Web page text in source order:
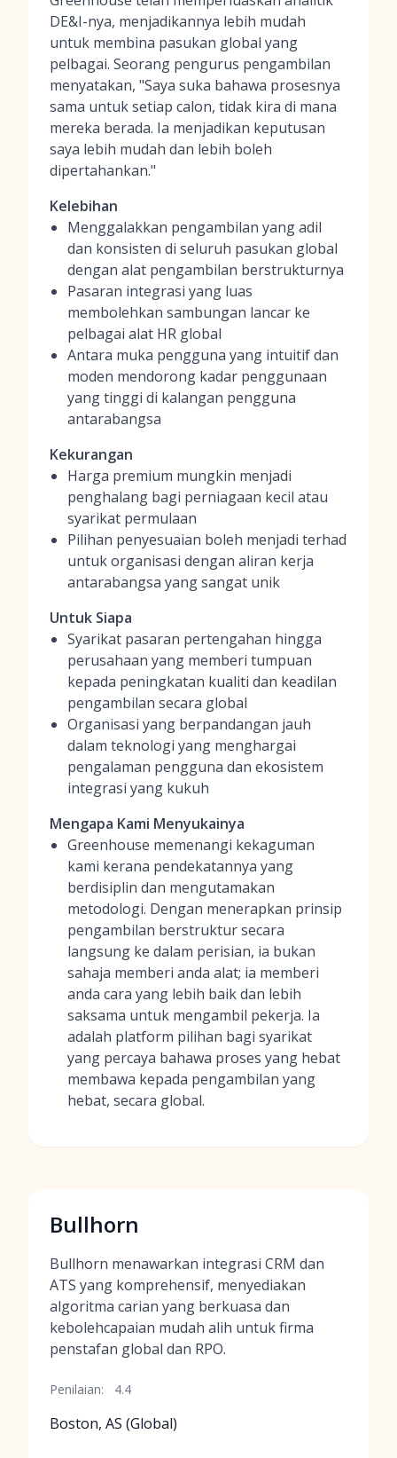
DE&I-nya, menjadikannya lebih mudah
untuk membina pasukan global yang
pelbagai. Seorang pengurus pengambilan
menyatakan, "Saya suka bahawa prosesnya
sama untuk setiap calon, tidak kira di mana
mereka berada. Ia menjadikan keputusan
saya lebih mudah dan lebih boleh
dipertahankan."
Kelebihan
Menggalakkan pengambilan yang adil
dan konsisten di seluruh pasukan global
dengan alat pengambilan berstrukturnya
Pasaran integrasi yang luas
membolehkan sambungan lancar ke
pelbagai alat HR global
Antara muka pengguna yang intuitif dan
moden mendorong kadar penggunaan
yang tinggi di kalangan pengguna
antarabangsa
Kekurangan
Harga premium mungkin menjadi
penghalang bagi perniagaan kecil atau
syarikat permulaan
Pilihan penyesuaian boleh menjadi terhad
untuk organisasi dengan aliran kerja
antarabangsa yang sangat unik
Untuk Siapa
Syarikat pasaran pertengahan hingga
perusahaan yang memberi tumpuan
kepada peningkatan kualiti dan keadilan
pengambilan secara global
Organisasi yang berpandangan jauh
dalam teknologi yang menghargai
pengalaman pengguna dan ekosistem
integrasi yang kukuh
Mengapa Kami Menyukainya
Greenhouse memenangi kekaguman
kami kerana pendekatannya yang
berdisiplin dan mengutamakan
metodologi. Dengan menerapkan prinsip
pengambilan berstruktur secara
langsung ke dalam perisian, ia bukan
sahaja memberi anda alat; ia memberi
anda cara yang lebih baik dan lebih
saksama untuk mengambil pekerja. Ia
adalah platform pilihan bagi syarikat
yang percaya bahawa proses yang hebat
membawa kepada pengambilan yang
hebat, secara global.
Bullhorn
Bullhorn menawarkan integrasi CRM dan
ATS yang komprehensif, menyediakan
algoritma carian yang berkuasa dan
kebolehcapaian mudah alih untuk firma
penstafan global dan RPO.
Penilaian: 4.4
Boston, AS (Global)